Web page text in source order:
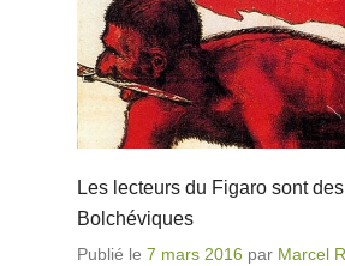
Les lecteurs du Figaro sont des
Bolchéviques
Publié le 7 mars 2016 par Marcel